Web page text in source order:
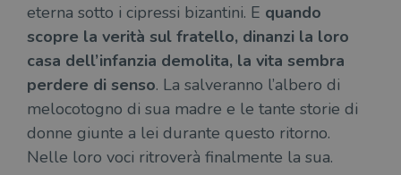
eterna sotto i cipressi bizantini. E quando
scopre la verità sul fratello, dinanzi la loro
casa dell’infanzia demolita, la vita sembra
perdere di senso. La salveranno l’albero di
melocotogno di sua madre e le tante storie di
donne giunte a lei durante questo ritorno.
Nelle loro voci ritroverà finalmente la sua.